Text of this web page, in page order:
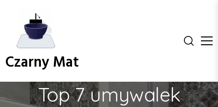
n
Czarny Mat
Top 7 umywalek